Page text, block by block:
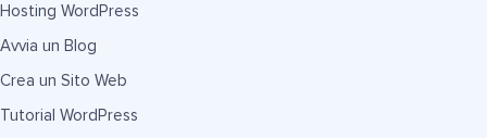
Hosting WordPress
Avvia un Blog
Crea un Sito Web
Tutorial WordPress